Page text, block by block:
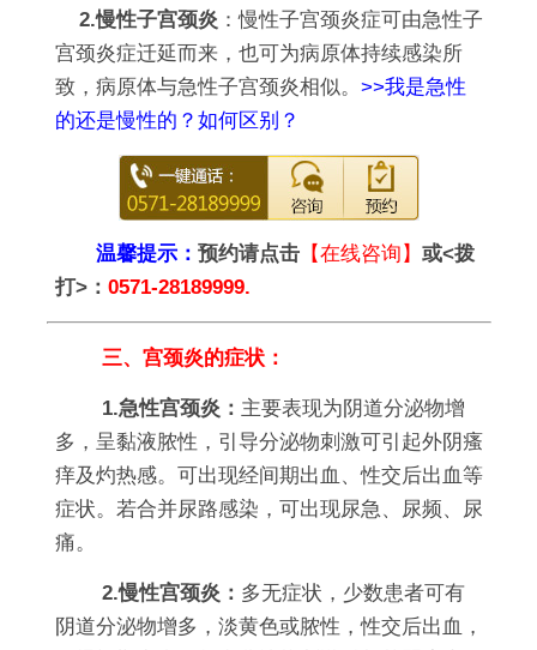
2.慢性子宫颈炎 ：慢性子宫颈炎症可由急性子
宫颈炎症迁延而来，也可为病原体持续感染所
致，病原体与急性子宫颈炎相似。 >>我是急性
的还是慢性的？如何区别？
温馨提示： 预约请点击【在线咨询】 或<拨
打>： 0571-28189999.
三、宫颈炎的症状：
1.急性宫颈炎： 主要表现为阴道分泌物增
多，呈黏液脓性，引导分泌物刺激可引起外阴瘙
痒及灼热感。可出现经间期出血、性交后出血等
症状。若合并尿路感染，可出现尿急、尿频、尿
痛。
2.慢性宫颈炎： 多无症状，少数患者可有
阴道分泌物增多，淡黄色或脓性，性交后出血，